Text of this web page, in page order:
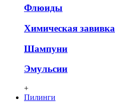
Флюиды
Химическая завивка
Шампуни
Эмульсии
+
Пилинги